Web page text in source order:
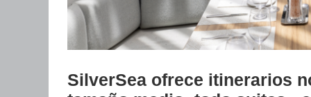
SilverSea ofrece itinerarios